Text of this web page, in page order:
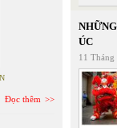
Đọc thêm
ÚC
11 Tháng